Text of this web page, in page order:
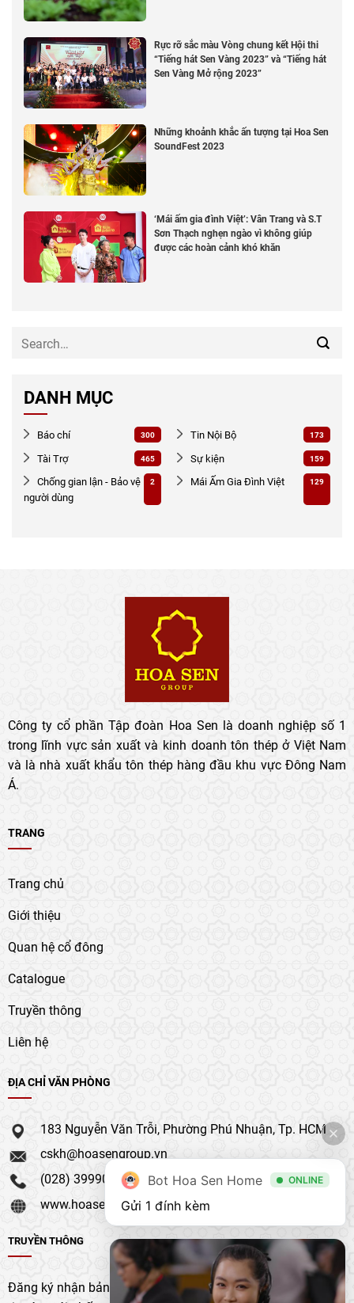
Rực rỡ sắc màu Vòng chung kết Hội thi
“Tiếng hát Sen Vàng 2023” và “Tiếng hát
Sen Vàng Mở rộng 2023”
Những khoảnh khắc ấn tượng tại Hoa Sen
SoundFest 2023
‘Mái ấm gia đình Việt’: Vân Trang và S.T
Sơn Thạch nghẹn ngào vì không giúp
được các hoàn cảnh khó khăn
DANH MỤC
Báo chí 300 Tin Nội Bộ 173
Tài Trợ 465 Sự kiện 159
Chống gian lận - Bảo vệ
người dùng
2 Mái Ấm Gia Đình Việt 129
Công ty cổ phần Tập đoàn Hoa Sen là doanh nghiệp số 1
trong lĩnh vực sản xuất và kinh doanh tôn thép ở Việt Nam
và là nhà xuất khẩu tôn thép hàng đầu khu vực Đông Nam
Á.
TRANG
Trang chủ
Giới thiệu
Quan hệ cổ đông
Catalogue
Truyền thông
Liên hệ
ĐỊA CHỈ VĂN PHÒNG
183 Nguyễn Văn Trỗi, Phường Phú Nhuận, Tp. HCM
cskh@hoasengroup.vn
(028) 39990 111
www.hoasengroup.vn
TRUYỀN THÔNG
Đăng ký nhận bản tin của chúng tôi để nhận bản cập nhật &
Bot Hoa Sen Home ONLINE
Gửi 1 đính kèm